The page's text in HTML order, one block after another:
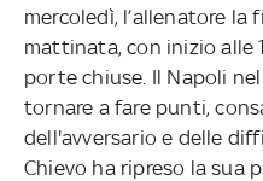
mercoledì, l’allenatore
mattinata, con inizio alle
porte chiuse. Il Napoli
tornare a fare punti,
dell'avversario e delle
Chievo ha ripreso la sua